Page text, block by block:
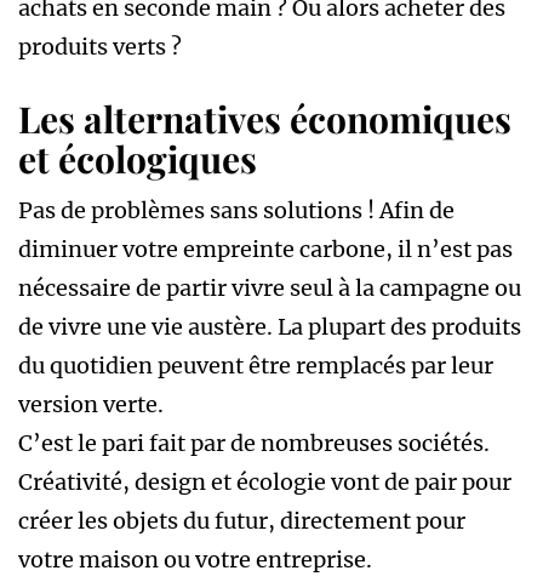
achats en seconde main ? Ou alors acheter des
produits verts ?
Les alternatives économiques
et écologiques
Pas de problèmes sans solutions ! Afin de
diminuer votre empreinte carbone, il n’est pas
nécessaire de partir vivre seul à la campagne ou
de vivre une vie austère. La plupart des produits
du quotidien peuvent être remplacés par leur
version verte.
C’est le pari fait par de nombreuses sociétés.
Créativité, design et écologie vont de pair pour
créer les objets du futur, directement pour
votre maison ou votre entreprise.